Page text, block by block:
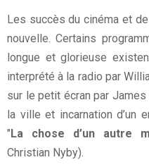
Les succès du cinéma et
nouvelle. Certains
longue et glorieuse
interprété à la radio par
sur le petit écran par
la ville et incarnation d’un
"La chose d’un autre
Christian Nyby).